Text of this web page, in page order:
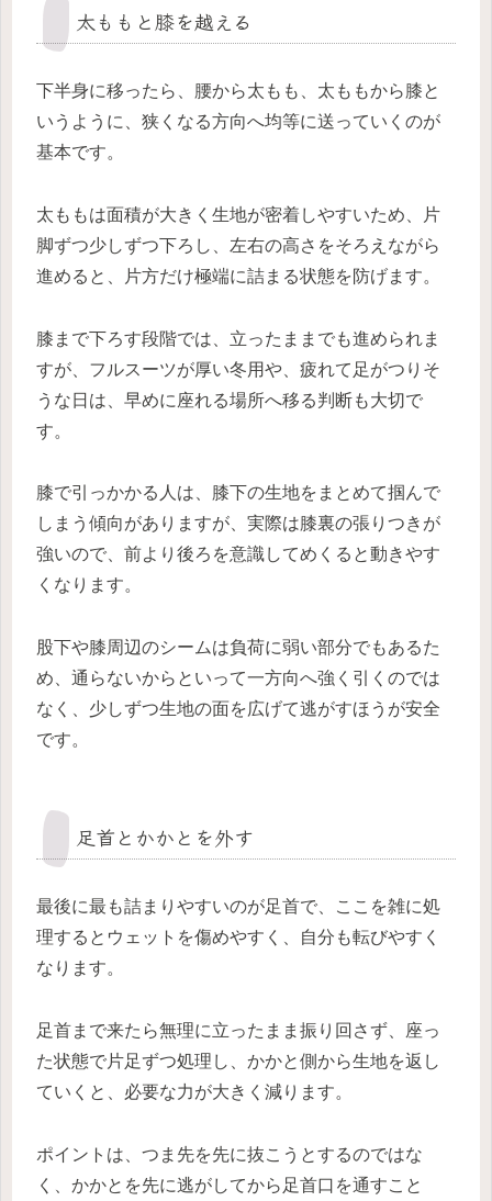
太ももと膝を越える
下半身に移ったら、腰から太もも、太ももから膝と
いうように、狭くなる方向へ均等に送っていくのが
基本です。
太ももは面積が大きく生地が密着しやすいため、片
脚ずつ少しずつ下ろし、左右の高さをそろえながら
進めると、片方だけ極端に詰まる状態を防げます。
膝まで下ろす段階では、立ったままでも進められま
すが、フルスーツが厚い冬用や、疲れて足がつりそ
うな日は、早めに座れる場所へ移る判断も大切で
す。
膝で引っかかる人は、膝下の生地をまとめて掴んで
しまう傾向がありますが、実際は膝裏の張りつきが
強いので、前より後ろを意識してめくると動きやす
くなります。
股下や膝周辺のシームは負荷に弱い部分でもあるた
め、通らないからといって一方向へ強く引くのでは
なく、少しずつ生地の面を広げて逃がすほうが安全
です。
足首とかかとを外す
最後に最も詰まりやすいのが足首で、ここを雑に処
理するとウェットを傷めやすく、自分も転びやすく
なります。
足首まで来たら無理に立ったまま振り回さず、座っ
た状態で片足ずつ処理し、かかと側から生地を返し
ていくと、必要な力が大きく減ります。
ポイントは、つま先を先に抜こうとするのではな
く、かかとを先に逃がしてから足首口を通すこと